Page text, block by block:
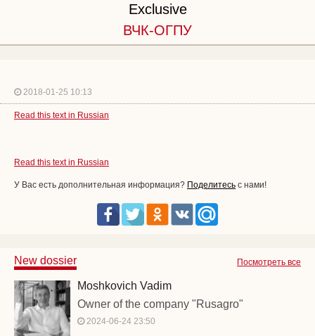
Exclusive
ВЧК-ОГПУ
2018-01-25 10:13
Read this text in Russian
Read this text in Russian
У Вас есть дополнительная информация? Поделитесь с нами!
Посмотреть все
New dossier
Moshkovich Vadim
Owner of the company "Rusagro"
2024-06-24 23:50